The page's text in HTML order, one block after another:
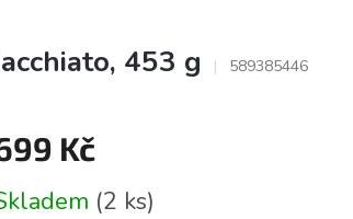
453 g
589385446
Kč
(2 ks)